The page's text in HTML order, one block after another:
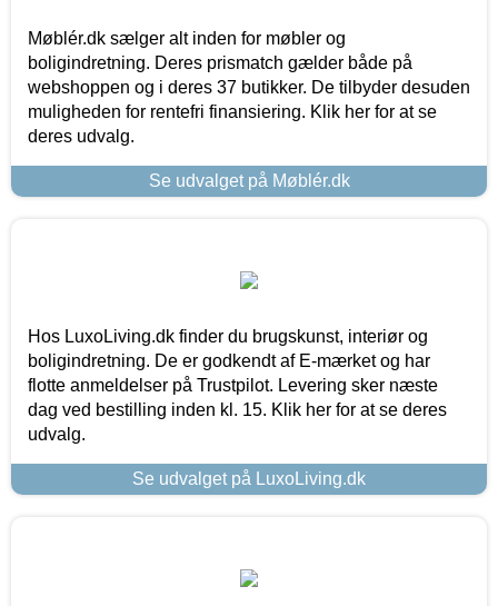
Møblér.dk sælger alt inden for møbler og
boligindretning. Deres prismatch gælder både på
webshoppen og i deres 37 butikker. De tilbyder desuden
muligheden for rentefri finansiering. Klik her for at se
deres udvalg.
Se udvalget på Møblér.dk
Hos LuxoLiving.dk finder du brugskunst, interiør og
boligindretning. De er godkendt af E-mærket og har
flotte anmeldelser på Trustpilot. Levering sker næste
dag ved bestilling inden kl. 15. Klik her for at se deres
udvalg.
Se udvalget på LuxoLiving.dk